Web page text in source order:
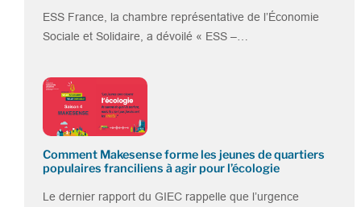
ESS France, la chambre représentative de l’Économie
Sociale et Solidaire, a dévoilé « ESS –…
Comment Makesense forme les jeunes de quartiers
populaires franciliens à agir pour l’écologie
Le dernier rapport du GIEC rappelle que l’urgence